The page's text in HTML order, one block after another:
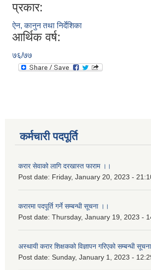
प्रकार:
ऐन, कानुन तथा निर्देशिका
आर्थिक वर्ष:
७६/७७
कर्मचारी पदपूर्ति
करार सेवाको लागि दरखास्त फाराम ।।
Post date: Friday, January 20, 2023 -
करारमा पदपूर्ति गर्ने सम्बन्धी सूचना ।।
Post date: Thursday, January 19, 2023 -
अस्थायी करार शिक्षकको विज्ञापन गरिएको सम्बन्धी
Post date: Sunday, January 1, 2023 -